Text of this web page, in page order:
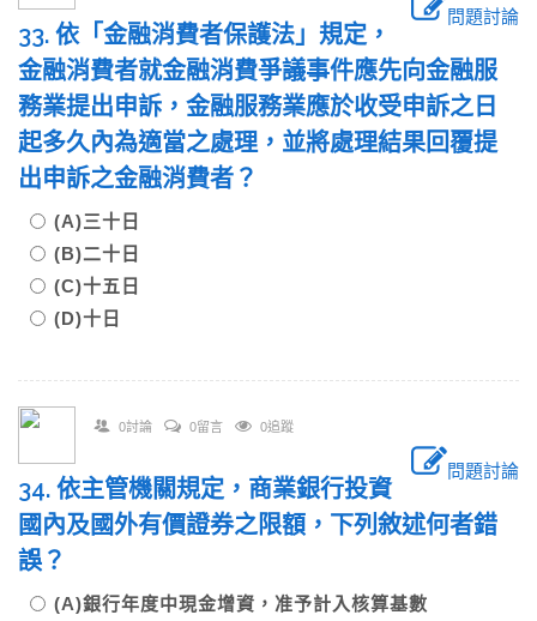
問題討論
33. 依「金融消費者保護法」規定，
金融消費者就金融消費爭議事件應先向金融服
務業提出申訴，金融服務業應於收受申訴之日
起多久內為適當之處理，並將處理結果回覆提
出申訴之金融消費者？
(A)三十日
(B)二十日
(C)十五日
(D)十日
0討論 0留言 0追蹤
問題討論
34. 依主管機關規定，商業銀行投資
國內及國外有價證券之限額，下列敘述何者錯
誤？
(A)銀行年度中現金增資，准予計入核算基數